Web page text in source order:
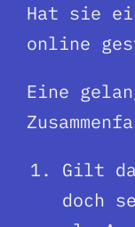
Hat sie
online
Eine
Gilt
doch